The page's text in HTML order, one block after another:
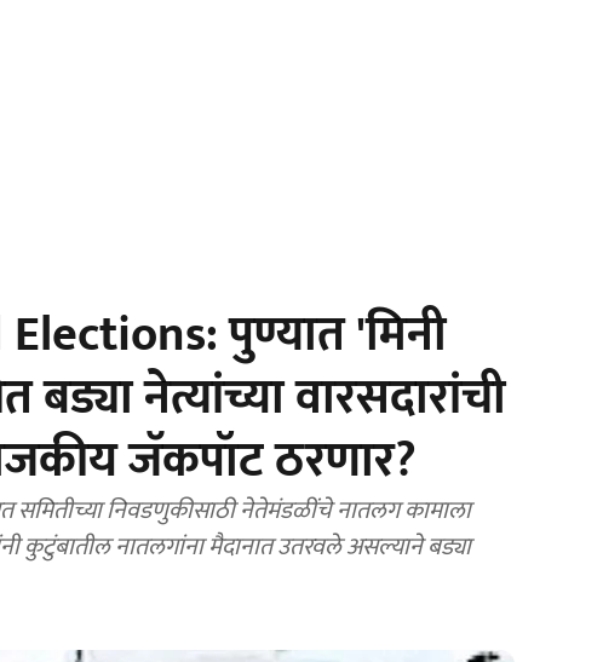
पुण्यात 'मिनी
बड्या नेत्यांच्या वारसदारांची
जॅकपॉट ठरणार?
निवडणुकीसाठी नेतेमंडळींचे नातलग कामाला